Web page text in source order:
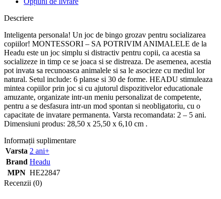
Descriere
Inteligenta personala! Un joc de bingo grozav pentru socializarea
copiilor! MONTESSORI – SA POTRIVIM ANIMALELE de la
Headu este un joc simplu si distractiv pentru copii, ca acestia sa
socializeze in timp ce se joaca si se distreaza. De asemenea, acestia
pot invata sa recunoasca animalele si sa le asocieze cu mediul lor
natural. Setul include: 6 planse si 30 de forme. HEADU stimuleaza
mintea copiilor prin joc si cu ajutorul dispozitivelor educationale
amuzante, organizate intr-un meniu personalizat de competente,
pentru a se desfasura intr-un mod spontan si neobligatoriu, cu o
capacitate de invatare permanenta. Varsta recomandata: 2 – 5 ani.
Dimensiuni produs: 28,50 x 25,50 x 6,10 cm .
Informații suplimentare
Varsta 2 ani+
Brand Headu
MPN HE22847
Recenzii (0)